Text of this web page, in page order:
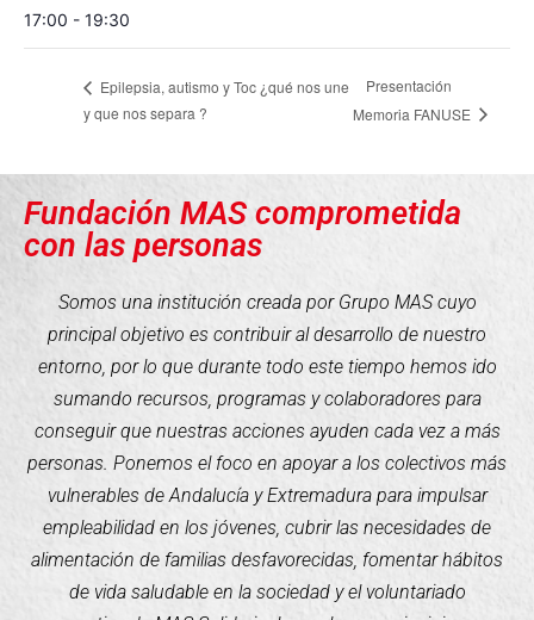
17:00 - 19:30
Epilepsia, autismo y Toc ¿qué nos une
y que nos separa ?
Presentación
Memoria FANUSE
Fundación MAS comprometida
con las personas
Somos una institución creada por Grupo MAS cuyo
principal objetivo es contribuir al desarrollo de nuestro
entorno, por lo que durante todo este tiempo hemos ido
sumando recursos, programas y colaboradores para
conseguir que nuestras acciones ayuden cada vez a más
personas. Ponemos el foco en apoyar a los colectivos más
vulnerables de Andalucía y Extremadura para impulsar
empleabilidad en los jóvenes, cubrir las necesidades de
alimentación de familias desfavorecidas, fomentar hábitos
de vida saludable en la sociedad y el voluntariado